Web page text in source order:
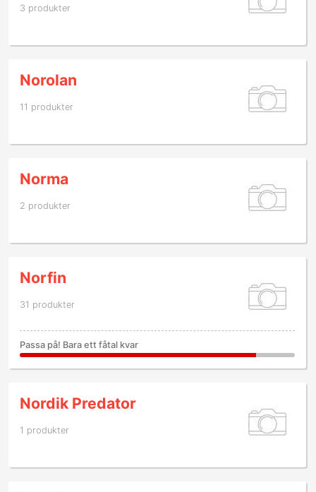
3 produkter
Norolan
11 produkter
Norma
2 produkter
Norfin
31 produkter
Passa på! Bara ett fåtal kvar
Nordik Predator
1 produkter